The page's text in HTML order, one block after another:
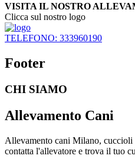
VISITA IL NOSTRO
Clicca sul nostro logo
TELEFONO: 333960190
Footer
CHI SIAMO
Allevamento Cani
Allevamento cani Milano, cuccioli
contatta l'allevatore e trova il tuo